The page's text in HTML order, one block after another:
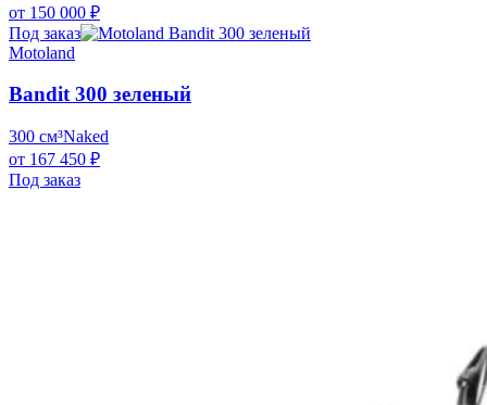
от 150 000 ₽
Под заказ
Motoland
Bandit 300 зеленый
300 см³Naked
от 167 450 ₽
Под заказ